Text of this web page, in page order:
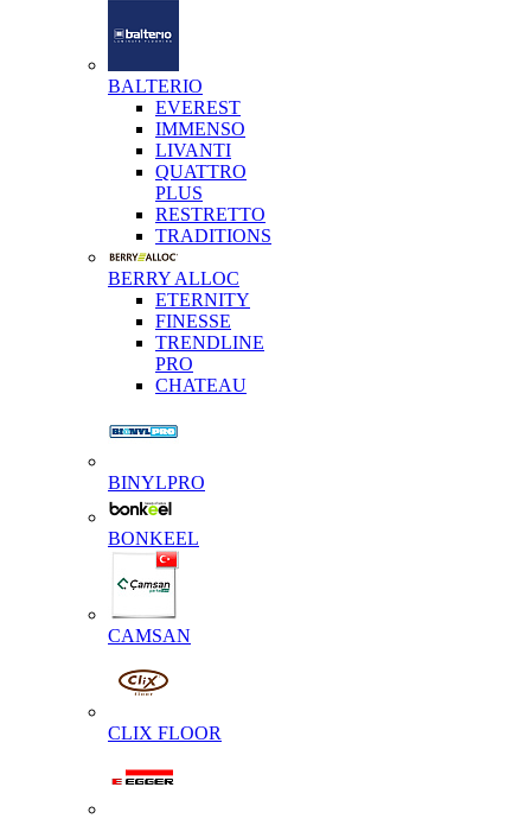
BALTERIO
EVEREST
IMMENSO
LIVANTI
QUATTRO
PLUS
RESTRETTO
TRADITIONS
BERRY ALLOC
ETERNITY
FINESSE
TRENDLINE
PRO
CHATEAU
BINYLPRO
BONKEEL
CAMSAN
CLIX FLOOR